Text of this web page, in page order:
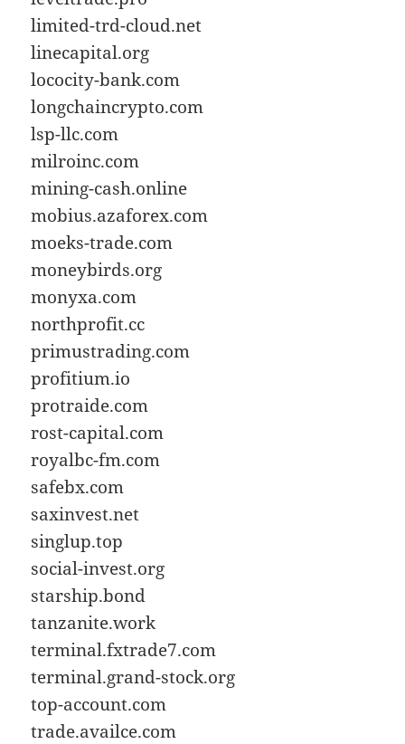
limited-trd-cloud.net
linecapital.org
lococity-bank.com
longchaincrypto.com
lsp-llc.com
milroinc.com
mining-cash.online
mobius.azaforex.com
moeks-trade.com
moneybirds.org
monyxa.com
northprofit.cc
primustrading.com
profitium.io
protraide.com
rost-capital.com
royalbc-fm.com
safebx.com
saxinvest.net
singlup.top
social-invest.org
starship.bond
tanzanite.work
terminal.fxtrade7.com
terminal.grand-stock.org
top-account.com
trade.availce.com